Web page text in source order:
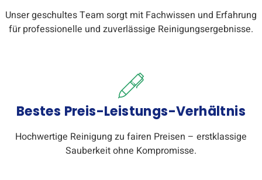
Unser geschultes Team sorgt mit Fachwissen und Erfahrung
für professionelle und zuverlässige Reinigungsergebnisse.
Bestes Preis-Leistungs-Verhältnis
Hochwertige Reinigung zu fairen Preisen – erstklassige
Sauberkeit ohne Kompromisse.